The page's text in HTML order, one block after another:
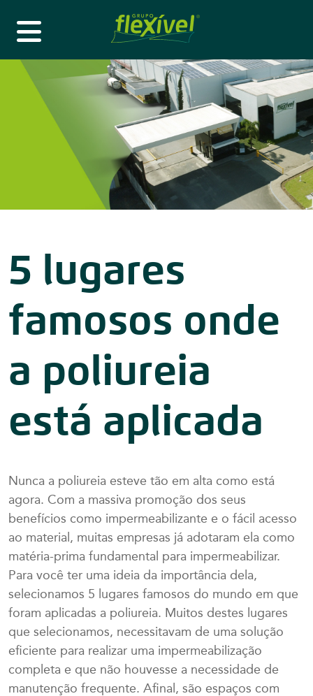
5 lugares
famosos onde
a poliureia
está aplicada
Nunca a poliureia esteve tão em alta como está
agora. Com a massiva promoção dos seus
benefícios como impermeabilizante e o fácil acesso
ao material, muitas empresas já adotaram ela como
matéria-prima fundamental para impermeabilizar.
Para você ter uma ideia da importância dela,
selecionamos 5 lugares famosos do mundo em que
foram aplicadas a poliureia. Muitos destes lugares
que selecionamos, necessitavam de uma solução
eficiente para realizar uma impermeabilização
completa e que não houvesse a necessidade de
manutenção frequente. Afinal, são espaços com